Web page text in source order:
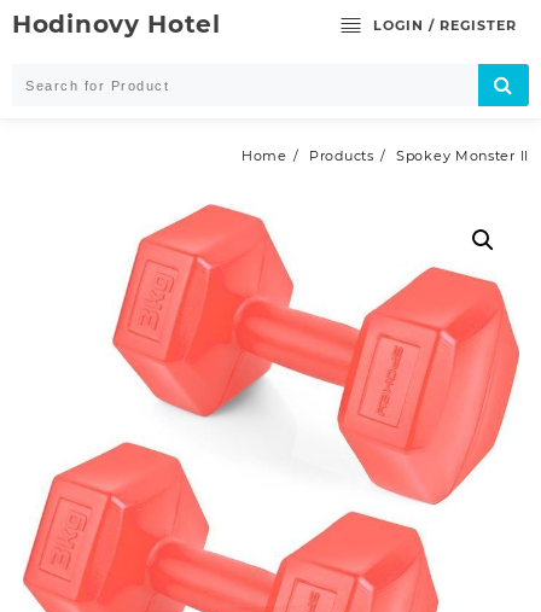
Skip
toHodinovy Hotel LOGIN / REGISTER
Home Products Spokey Monster II